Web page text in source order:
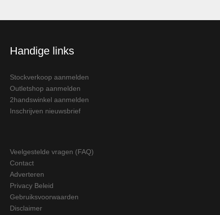
Handige links
Stockverkoop aanmelden
Outletshop aanmelden
2handswinkel aanmelden
Inschrijven nieuwsbrief
Veelgestelde vragen (FAQ)
Contact
Adverteren
Privacy Beleid
Gebruiksvoorwaarden
Disclaimer